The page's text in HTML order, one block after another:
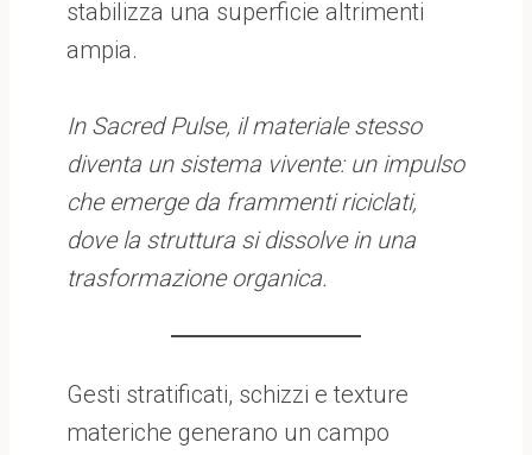
stabilizza una superficie altrimenti
ampia.
In Sacred Pulse, il materiale stesso
diventa un sistema vivente: un impulso
che emerge da frammenti riciclati,
dove la struttura si dissolve in una
trasformazione organica.
Gesti stratificati, schizzi e texture
materiche generano un campo